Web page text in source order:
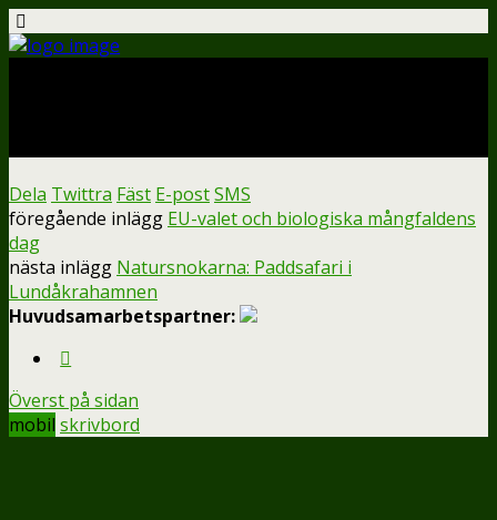
Dela Twittra Fäst E-postSMS
föregående inlägg EU-valet och biologiska mångfaldens
dag
nästa inlägg Natursnokarna: Paddsafari i
Lundåkrahamnen
Huvudsamarbetspartner:
Överst på sidan
mobil skrivbord